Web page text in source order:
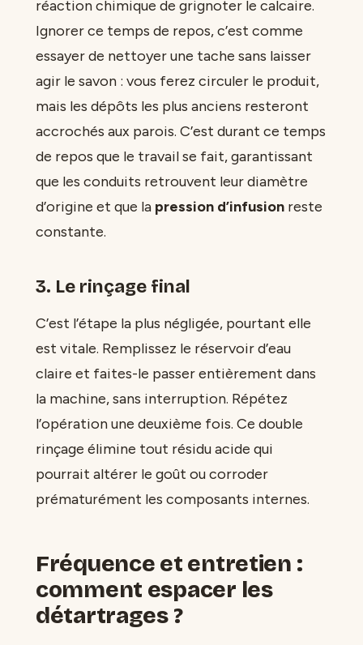
réaction chimique de grignoter le calcaire.
Ignorer ce temps de repos, c’est comme
essayer de nettoyer une tache sans laisser
agir le savon : vous ferez circuler le produit,
mais les dépôts les plus anciens resteront
accrochés aux parois. C’est durant ce temps
de repos que le travail se fait, garantissant
que les conduits retrouvent leur diamètre
d’origine et que la pression d’infusion reste
constante.
3. Le rinçage final
C’est l’étape la plus négligée, pourtant elle
est vitale. Remplissez le réservoir d’eau
claire et faites-le passer entièrement dans
la machine, sans interruption. Répétez
l’opération une deuxième fois. Ce double
rinçage élimine tout résidu acide qui
pourrait altérer le goût ou corroder
prématurément les composants internes.
Fréquence et entretien :
comment espacer les
détartrages ?